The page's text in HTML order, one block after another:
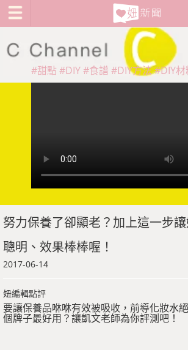
#甜點 #DIY #食譜 #DIY方法#DIY材
努力保養了卻顯老？加上這一步
聰明、效果棒棒喔！
2017-06-14
妞編輯點評
要讓保養品咻咻有效被吸收，前導化妝水
個牌子最好用？讓凱文老師為你評測吧！